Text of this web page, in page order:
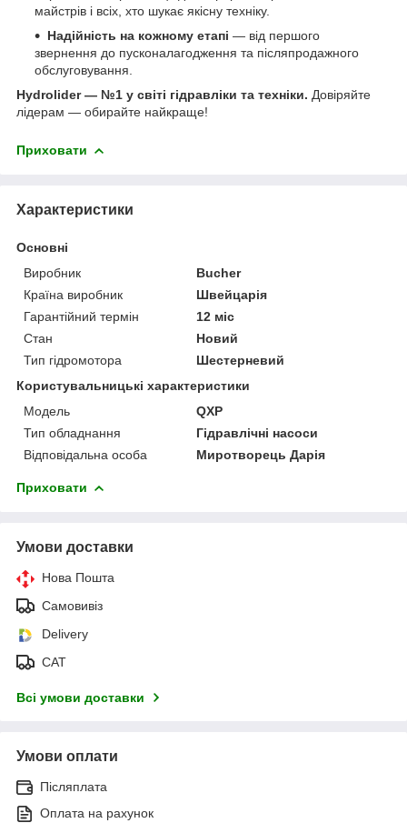
майстрів і всіх, хто шукає якісну техніку.
Надійність на кожному етапі — від першого
звернення до пусконалагодження та післяпродажного
обслуговування.
Hydrolider — №1 у світі гідравліки та техніки. Довіряйте
лідерам — обирайте найкраще!
Приховати
Характеристики
Основні
Виробник
Bucher
Країна виробник
Швейцарія
Гарантійний термін
12 міс
Стан
Новий
Тип гідромотора
Шестерневий
Користувальницькі характеристики
Мoдель
QXP
Тип обладнання
Гідравлічні насоси
Відповідальна особа
Миротворець Дарія
Приховати
Умови доставки
Нова Пошта
Самовивіз
Delivery
САТ
Всі умови доставки
Умови оплати
Післяплата
Оплата на рахунок